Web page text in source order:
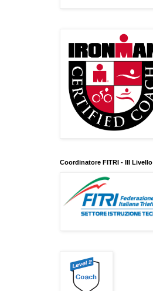
Coordinatore FITRI - III Livello